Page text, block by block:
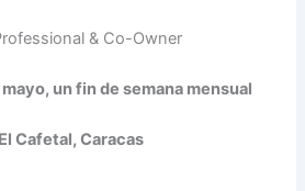
& Co-Owner
un fin de semana mensual
Cafetal, Caracas